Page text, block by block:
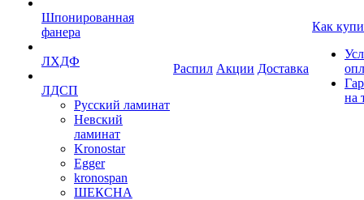
Шпонированная
фанера
ЛХДФ
ЛДСП
Русский ламинат
Невский
ламинат
Kronostar
Egger
kronospan
ШЕКСНА
Распил Акции Доставка
Как
на